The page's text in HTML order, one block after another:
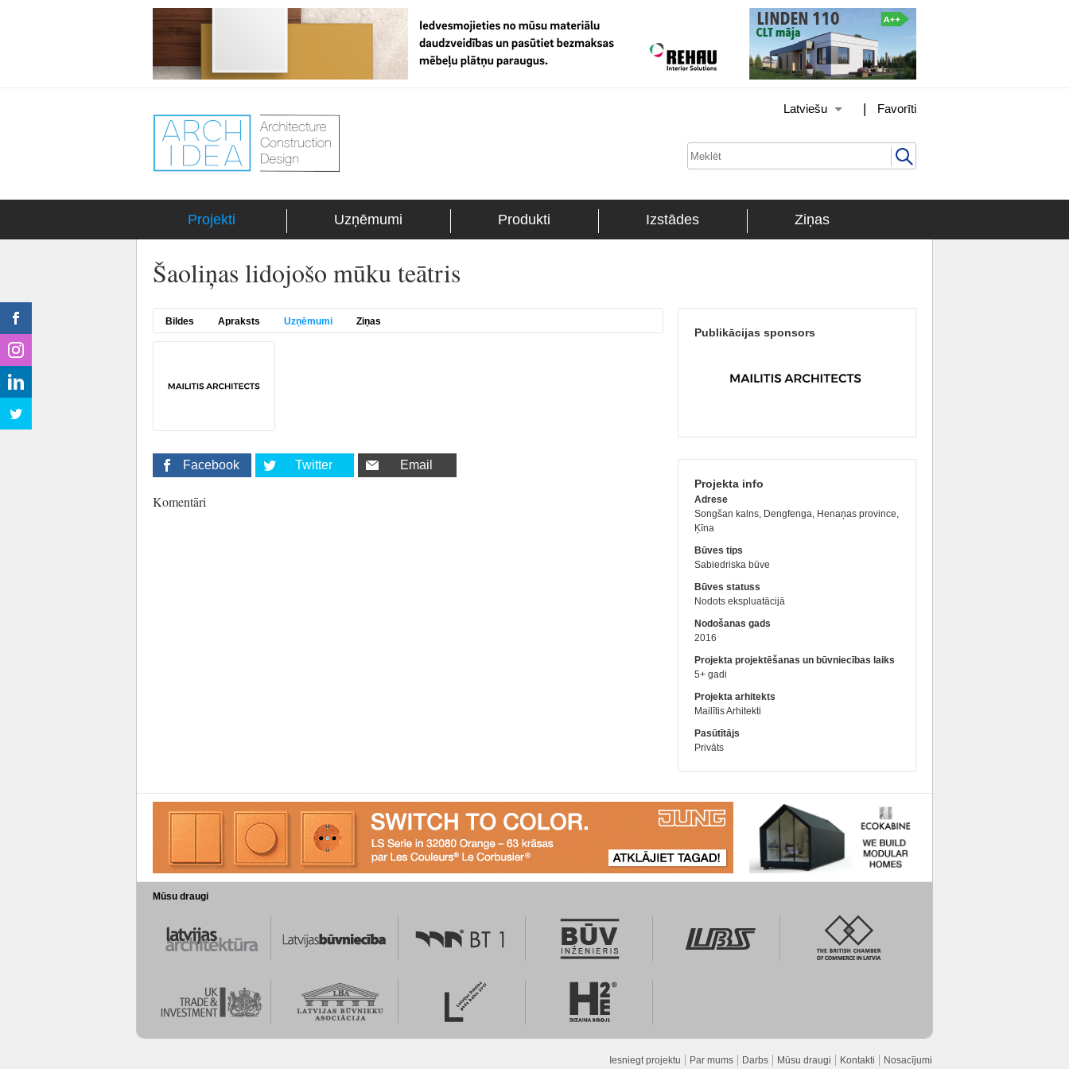
Favorīti
|
Latviešu
Projekti Uzņēmumi Produkti Izstādes Ziņas
Šaoliņas lidojošo mūku teātris
Bildes Apraksts Uzņēmumi Ziņas
Facebook Twitter Email
Komentāri
Publikācijas sponsors
Projekta info
Adrese
Songšan kalns, Dengfenga, Henaņas province,
Ķīna
Būves tips
Sabiedriska būve
Būves statuss
Nodots ekspluatācijā
Nodošanas gads
2016
Projekta projektēšanas un būvniecības laiks
5+ gadi
Projekta arhitekts
Mailītis Arhitekti
Pasūtītājs
Privāts
Mūsu draugi
Nosacījumi
Kontakti
Mūsu draugi
Darbs
Par mums
Iesniegt projektu